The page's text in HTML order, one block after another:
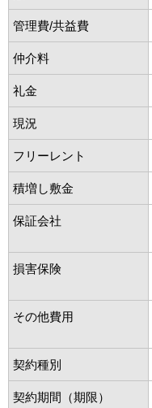
管理費/共益費
仲介料
礼金
現況
フリーレント
積増し敷金
保証会社
損害保険
その他費用
契約種別
契約期間（期限）